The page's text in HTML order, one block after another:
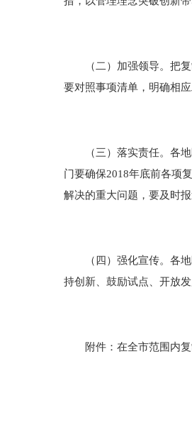
（二）加强领导。把复
要对照事项清单，明确相
（三）落实责任。各地
门要确保2018年底前各项
解决的重大问题，要及时
（四）强化宣传。各地
持创新、鼓励试点、开放发
附件：在全市范围内复